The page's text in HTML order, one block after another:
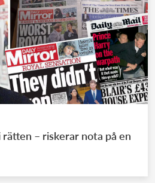
– riskerar nota på en